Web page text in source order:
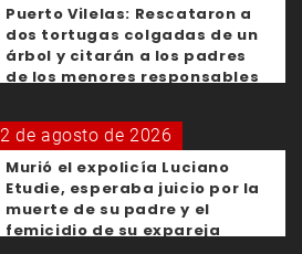
Puerto Vilelas: Rescataron a
dos tortugas colgadas de un
árbol y citarán a los padres
de los menores responsables
2 de agosto de 2026
Murió el expolicía Luciano
Etudie, esperaba juicio por la
muerte de su padre y el
femicidio de su expareja